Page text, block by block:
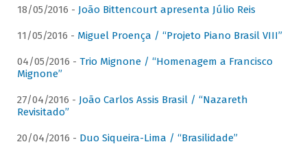
18/05/2016 - João Bittencourt apresenta Júlio Reis
11/05/2016 - Miguel Proença / “Projeto Piano Brasil VIII”
04/05/2016 - Trio Mignone / “Homenagem a Francisco
Mignone”
27/04/2016 - João Carlos Assis Brasil / “Nazareth
Revisitado”
20/04/2016 - Duo Siqueira-Lima / “Brasilidade”